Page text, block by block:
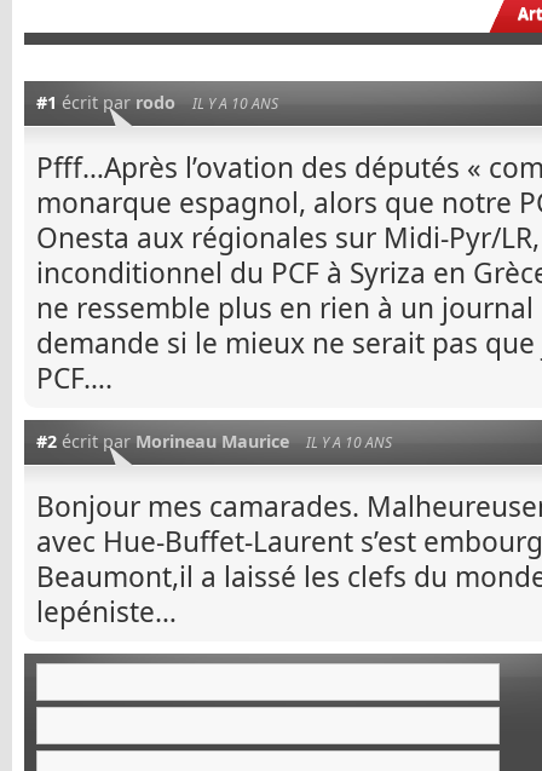
#1 écrit par rodo IL Y A 10 ANS
Pfff…Après l’ovation des députés «
monarque espagnol, alors que notre
Onesta aux régionales sur Midi-Pyr/
inconditionnel du PCF à Syriza en
ne ressemble plus en rien à un
demande si le mieux ne serait pas
PCF….
#2 écrit par Morineau Maurice IL Y A 10 ANS
Bonjour mes camarades.
avec Hue-Buffet-Laurent s’est
Beaumont,il a laissé les clefs du
lepéniste…